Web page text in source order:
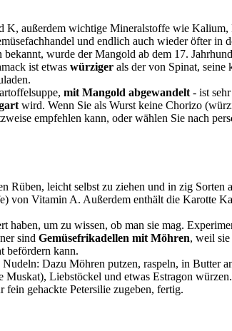
außerdem wichtige Mineralstoffe wie
und endlich auch wieder öfter in
bekannt, wurde der Mangold ab dem 17.
ist etwas würziger als der von Spinat, seine
mit Mangold abgewandelt - ist
wird. Wenn Sie als Wurst keine Chorizo
empfehlen kann, oder wählen Sie nach
Rüben, leicht selbst zu ziehen und in zig
von Vitamin A. Außerdem enthält die Karotte
haben, um zu wissen, ob man sie mag.
sind Gemüsefrikadellen mit Möhren, weil
befördern kann.
Nudeln: Dazu Möhren putzen, raspeln, in Butter
Liebstöckel und etwas Estragon
fein gehackte Petersilie zugeben, fertig.